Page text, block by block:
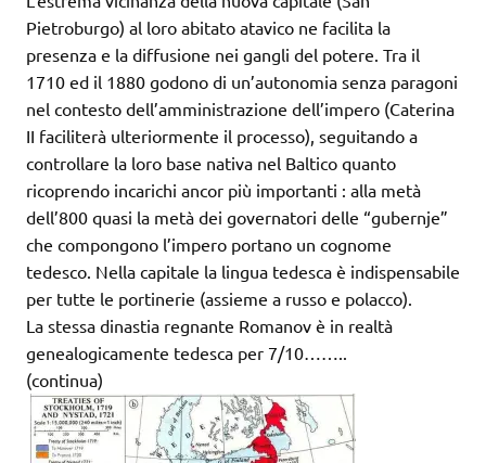
Pietroburgo) al loro abitato atavico ne facilita la
presenza e la diffusione nei gangli del potere. Tra il
1710 ed il 1880 godono di un’autonomia senza paragoni
nel contesto dell’amministrazione dell’impero (Caterina
II faciliterà ulteriormente il processo), seguitando a
controllare la loro base nativa nel Baltico quanto
ricoprendo incarichi ancor più importanti : alla metà
dell’800 quasi la metà dei governatori delle “gubernje”
che compongono l’impero portano un cognome
tedesco. Nella capitale la lingua tedesca è indispensabile
per tutte le portinerie (assieme a russo e polacco).
La stessa dinastia regnante Romanov è in realtà
genealogicamente tedesca per 7/10……..
(continua)